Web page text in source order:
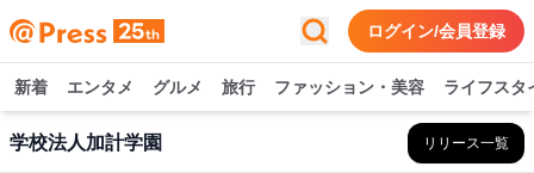
ログイン/会員登録
新着 エンタメ グルメ 旅行 ファッション・美容 ライフスタ
学校法人加計学園 リリース一覧